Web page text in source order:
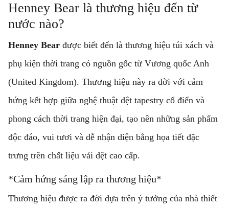
Henney Bear là thương hiệu đến từ
nước nào?
Henney Bear được biết đến là thương hiệu túi xách và
phụ kiện thời trang có nguồn gốc từ Vương quốc Anh
(United Kingdom). Thương hiệu này ra đời với cảm
hứng kết hợp giữa nghệ thuật dệt tapestry cổ điển và
phong cách thời trang hiện đại, tạo nên những sản phẩm
độc đáo, vui tươi và dễ nhận diện bằng họa tiết đặc
trưng trên chất liệu vải dệt cao cấp.
*Cảm hứng sáng lập ra thương hiệu*
Thương hiệu được ra đời dựa trên ý tưởng của nhà thiết